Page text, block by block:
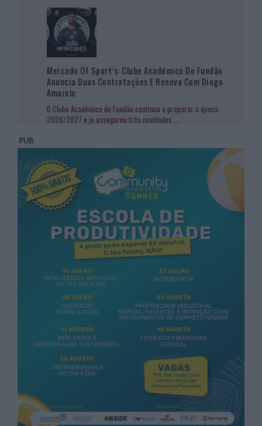
Mercado Of Sport’s: Clube Académico Do Fundão
Anuncia Duas Contratações E Renova Com Diogo
Amarelo
O Clube Académico do Fundão continua a preparar a época
2026/2027 e já assegurou três novidades